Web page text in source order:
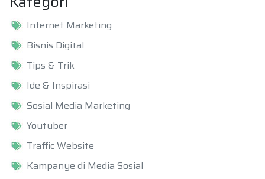
Internet Marketing
Bisnis Digital
Tips & Trik
Ide & Inspirasi
Sosial Media Marketing
Youtuber
Traffic Website
Kampanye di Media Sosial